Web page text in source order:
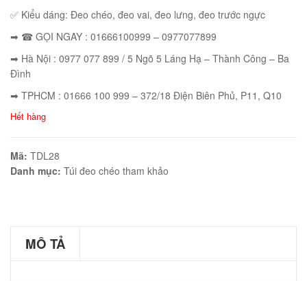
✅ Kiểu dáng: Đeo chéo, đeo vai, đeo lưng, đeo trước ngực
➡ ☎ GỌI NGAY : 01666100999 – 0977077899
➡ Hà Nội : 0977 077 899 / 5 Ngõ 5 Láng Hạ – Thành Công – Ba
Đình
➡ TPHCM : 01666 100 999 – 372/18 Điện Biên Phủ, P11, Q10
Hết hàng
Mã: TDL28
Danh mục: Túi đeo chéo tham khảo
MÔ TẢ